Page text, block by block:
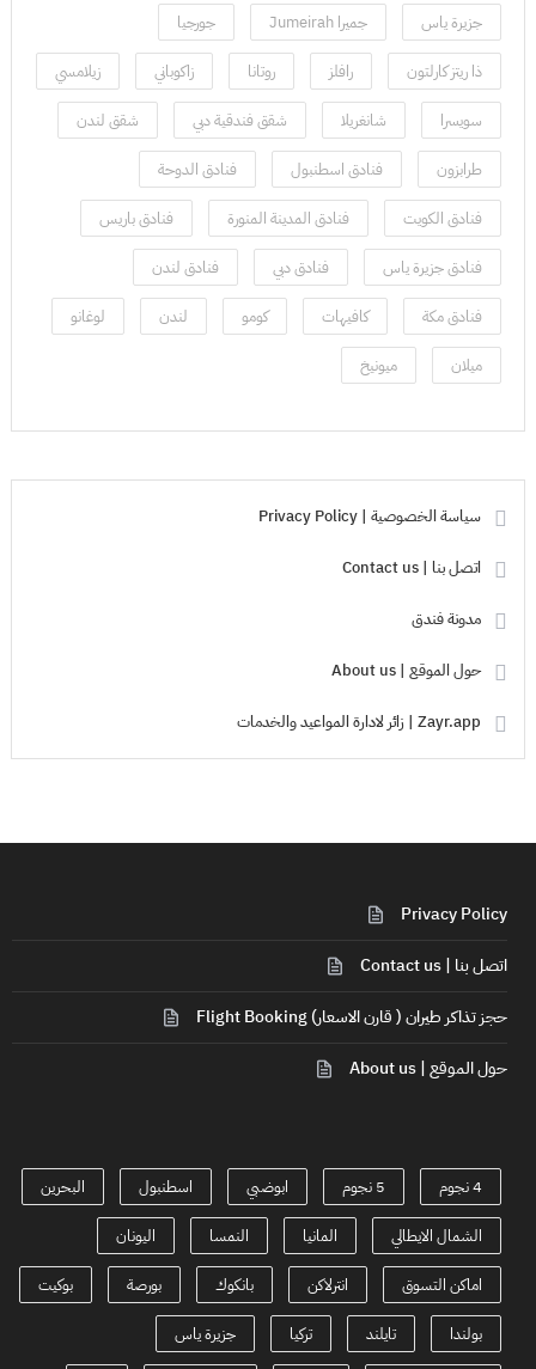
جزيرة ياس جميرا Jumeirah جورجيا
ذا ريتز كارلتون رافلز روتانا زاكوباني زيلامسي
سويسرا شانغريلا شقق فندقية دبي شقق لندن
طرابزون فنادق اسطنبول فنادق الدوحة
فنادق الكويت فنادق المدينة المنورة فنادق باريس
فنادق جزيرة ياس فنادق دبي فنادق لندن
فنادق مكة كافيهات كومو لندن لوغانو
ميلان ميونيخ
سياسة الخصوصية | Privacy Policy
اتصل بنا | Contact us
مدونة فندق
حول الموقع | About us
Zayr.app | زائر لادارة المواعيد والخدمات
Privacy Policy
اتصل بنا | Contact us
حجز تذاكر طيران ( قارن الاسعار) Flight Booking
حول الموقع | About us
4 نجوم 5 نجوم ابوضبي اسطنبول البحرين
الشمال الايطالي المانيا النمسا اليونان
اماكن التسوق انترلاكن بانكوك بورصة بوكيت
بولندا تايلند تركيا جزيرة ياس